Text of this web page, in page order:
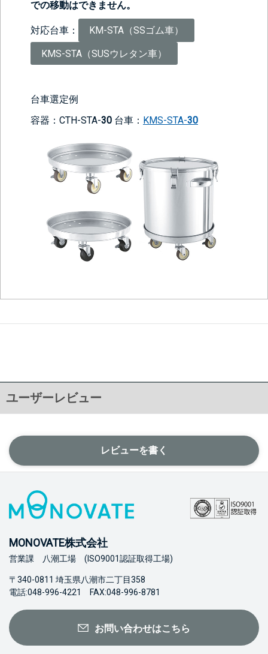
での移動はできません。
対応台車： KM-STA（SSゴム車）
KMS-STA（SUSウレタン車）
台車選定例
容器：CTH-STA-30 台車： KMS-STA-30
ユーザーレビュー
レビューを書く
MONOVATE株式会社
営業課 八潮工場 (ISO9001認証取得工場)
〒340-0811 埼玉県八潮市二丁目358
電話:048-996-4221 FAX:048-996-8781
お問い合わせはこちら